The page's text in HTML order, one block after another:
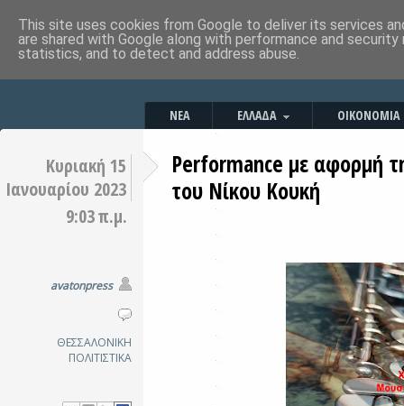
ΝΕΑ ΕΛΛΑΔΑ ΟΙΚΟΝΟΜΙΑ
Κυριακή 15
Ιανουαρίου 2023
9:03 π.μ.
avatonpress
ΘΕΣΣΑΛΟΝΙΚΗ
ΠΟΛΙΤΙΣΤΙΚΑ
Performance με αφορμή
του Νίκου Κουκή
This site uses cookies from Google to deliver its services
are shared with Google along with performance and
statistics, and to detect and address abuse.